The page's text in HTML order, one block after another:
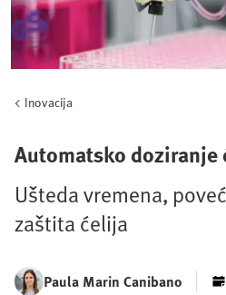
Inovacija
Automatsko doziranje
Ušteda vremena,
zaštita ćelija
Paula Marin Canibano